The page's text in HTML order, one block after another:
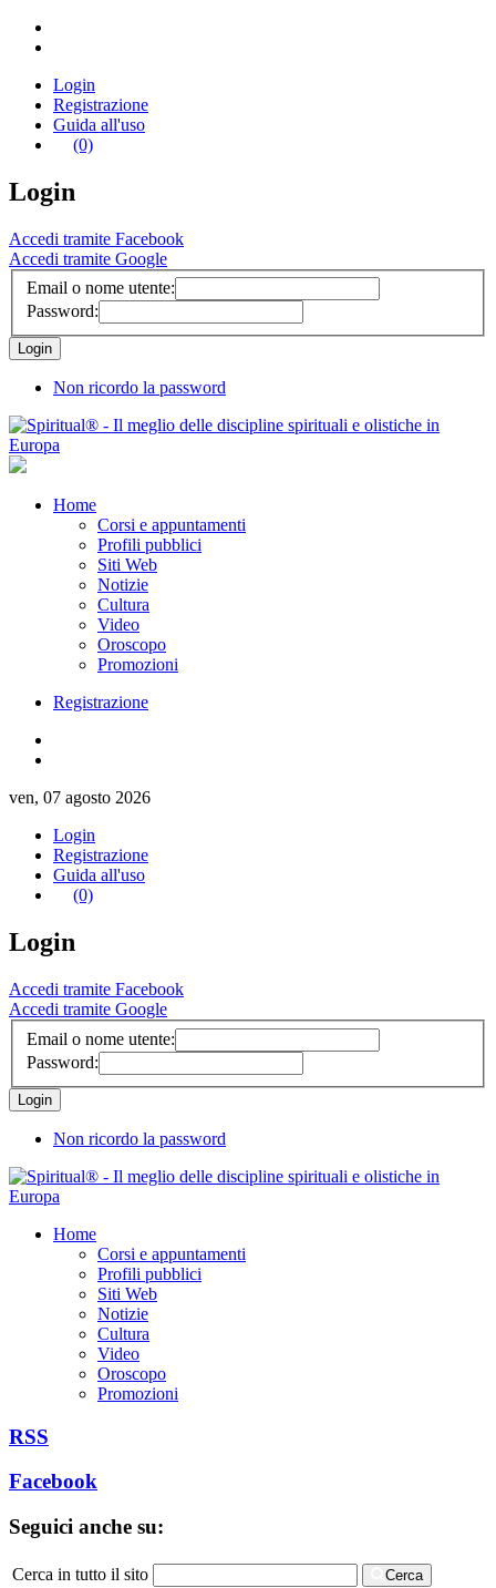
Login
Registrazione
Guida all'uso
(0)
Login
Accedi tramite Facebook
Accedi tramite Google
Email o nome utente:
Password:
Non ricordo la password
Home
Corsi e appuntamenti
Profili pubblici
Siti Web
Notizie
Cultura
Video
Oroscopo
Promozioni
Registrazione
ven, 07 agosto 2026
Login
Registrazione
Guida all'uso
(0)
Login
Accedi tramite Facebook
Accedi tramite Google
Email o nome utente:
Password:
Non ricordo la password
Home
Corsi e appuntamenti
Profili pubblici
Siti Web
Notizie
Cultura
Video
Oroscopo
Promozioni
RSS
Facebook
Seguici anche su:
Cerca in tutto il sito Cerca